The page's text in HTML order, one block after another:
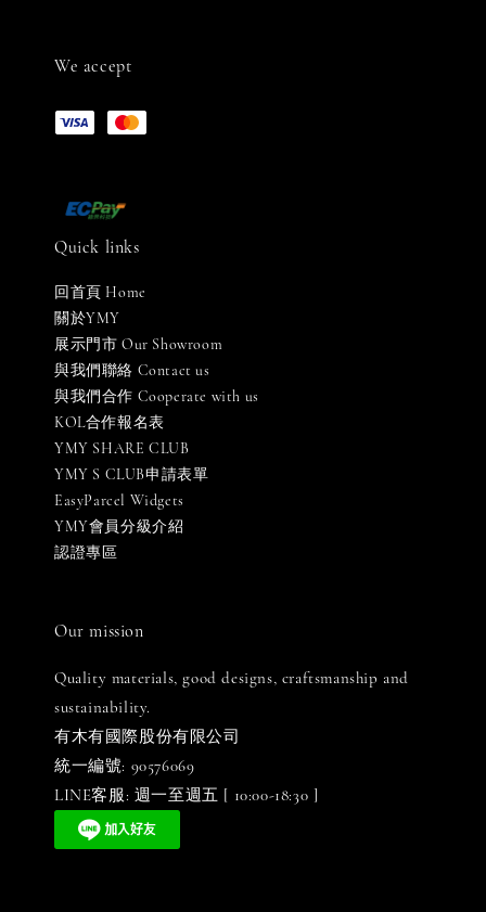
We accept
Quick links
回首頁 Home
關於YMY
展示門市 Our Showroom
與我們聯絡 Contact us
與我們合作 Cooperate with us
KOL合作報名表
YMY SHARE CLUB
YMY S CLUB申請表單
EasyParcel Widgets
YMY會員分級介紹
認證專區
Our mission
Quality materials, good designs, craftsmanship and
sustainability.
有木有國際股份有限公司
統一編號: 90576069
LINE客服: 週一至週五 [ 10:00-18:30 ]